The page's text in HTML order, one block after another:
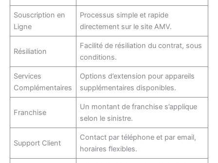
Souscription en
Ligne
Processus simple et rapide
directement sur le site AMV.
Résiliation
Facilité de résiliation du contrat, sous
conditions.
Services
Complémentaires
Options d’extension pour appareils
supplémentaires disponibles.
Franchise
Un montant de franchise s’applique
selon le sinistre.
Support Client
Contact par téléphone et par email,
horaires flexibles.